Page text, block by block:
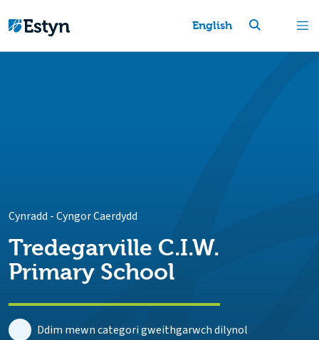
English
Cynradd -Cyngor Caerdydd
Tredegarville C.I.W.
Primary School
Ddim mewn categori gweithgarwch dilynol